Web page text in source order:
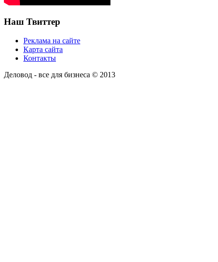
Наш Твиттер
Реклама на сайте
Карта сайта
Контакты
Деловод - все для бизнеса © 2013